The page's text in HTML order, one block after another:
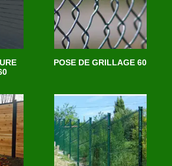
POSE DE GRILLAGE 60